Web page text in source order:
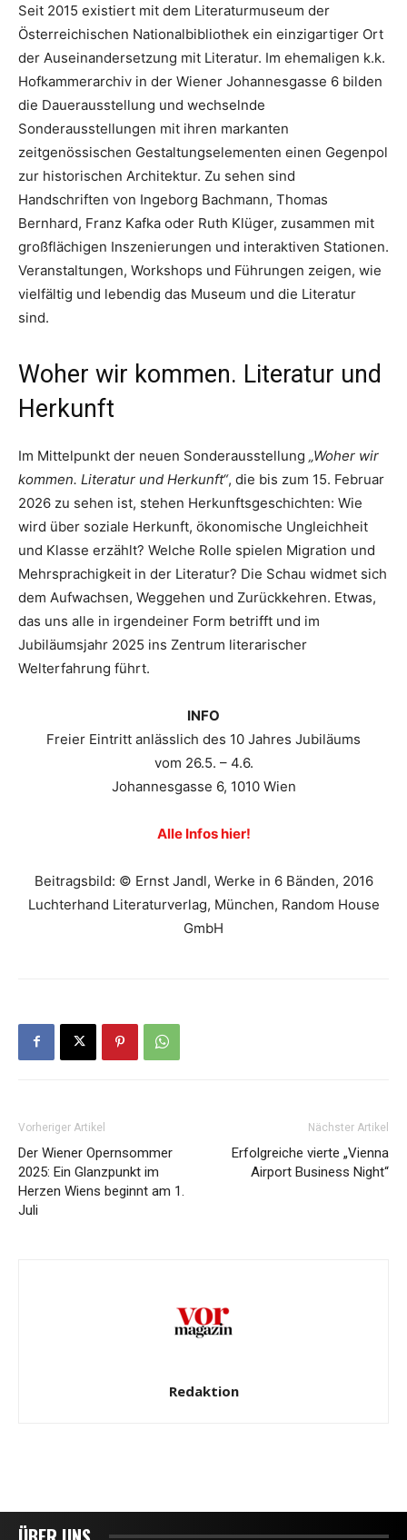
Seit 2015 existiert mit dem Literaturmuseum der
Österreichischen Nationalbibliothek ein einzigartiger Ort
der Auseinandersetzung mit Literatur. Im ehemaligen k.k.
Hofkammerarchiv in der Wiener Johannesgasse 6 bilden
die Dauerausstellung und wechselnde
Sonderausstellungen mit ihren markanten
zeitgenössischen Gestaltungselementen einen Gegenpol
zur historischen Architektur. Zu sehen sind
Handschriften von Ingeborg Bachmann, Thomas
Bernhard, Franz Kafka oder Ruth Klüger, zusammen mit
großflächigen Inszenierungen und interaktiven Stationen.
Veranstaltungen, Workshops und Führungen zeigen, wie
vielfältig und lebendig das Museum und die Literatur
sind.
Woher wir kommen. Literatur und
Herkunft
Im Mittelpunkt der neuen Sonderausstellung „Woher wir
kommen. Literatur und Herkunft“, die bis zum 15. Februar
2026 zu sehen ist, stehen Herkunftsgeschichten: Wie
wird über soziale Herkunft, ökonomische Ungleichheit
und Klasse erzählt? Welche Rolle spielen Migration und
Mehrsprachigkeit in der Literatur? Die Schau widmet sich
dem Aufwachsen, Weggehen und Zurückkehren. Etwas,
das uns alle in irgendeiner Form betrifft und im
Jubiläumsjahr 2025 ins Zentrum literarischer
Welterfahrung führt.
INFO
Freier Eintritt anlässlich des 10 Jahres Jubiläums
vom 26.5. – 4.6.
Johannesgasse 6, 1010 Wien
Alle Infos hier!
Beitragsbild: © Ernst Jandl, Werke in 6 Bänden, 2016
Luchterhand Literaturverlag, München, Random House
GmbH
Vorheriger Artikel
Der Wiener Opernsommer
2025: Ein Glanzpunkt im
Herzen Wiens beginnt am 1.
Juli
Nächster Artikel
Erfolgreiche vierte „Vienna
Airport Business Night“
Redaktion